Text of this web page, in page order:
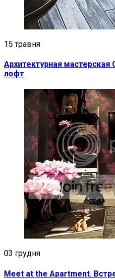
15 травня
Архитектурная
лофт
03 грудня
Meet at the Apartment.